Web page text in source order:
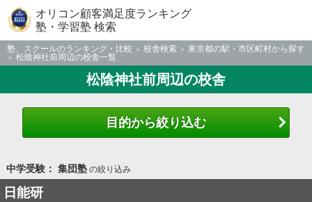
オリコン顧客満足度ランキング
塾・学習塾 検索
塾、スクールのランキング・比較 校舎検索
東京都の駅・市区町村から探す
松陰神社前周辺の校舎一覧
松陰神社前周辺の校舎
目的から絞り込む
中学受験： 集団塾の絞り込み
日能研